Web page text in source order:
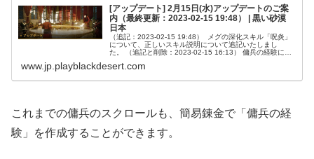
[アップデート] 2月15日(水)アップデートのご案
内（最終更新：2023-02-15 19:48） | 黒い砂漠
日本
（追記：2023-02-15 19:48） メグの深化スキル「呪炎」
について、正しいスキル説明について追記いたしまし
た。 （追記と削除：2023-02-15 16:13） 傭兵の経験に関
行...
www.jp.playblackdesert.com
これまでの傭兵のスクロールも、簡易錬金で「傭兵の経
験」を作成することができます。